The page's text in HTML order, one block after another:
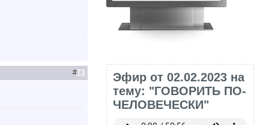
#73
Эфир от 02.02.2023 на
тему: "ГОВОРИТЬ ПО-
ЧЕЛОВЕЧЕСКИ"